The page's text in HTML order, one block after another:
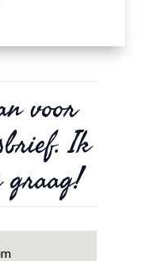
voor
Ik
graag!